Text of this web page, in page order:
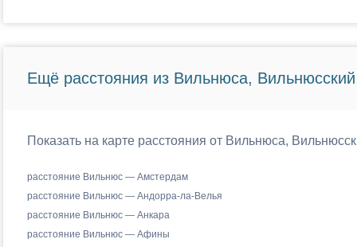
Ещё расстояния из Вильнюса,
Показать на карте расстояния от Вильнюса,
расстояние Вильнюс — Амстердам
расстояние Вильнюс — Андорра-ла-Велья
расстояние Вильнюс — Анкара
расстояние Вильнюс — Афины